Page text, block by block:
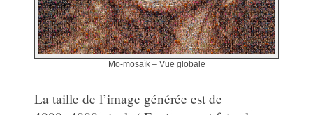
Mo-mosaïk – Vue globale
La taille de l’image générée est de